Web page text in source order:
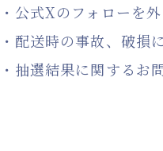
・公式Xのフォローを
・配送時の事故、破損
・抽選結果に関するお